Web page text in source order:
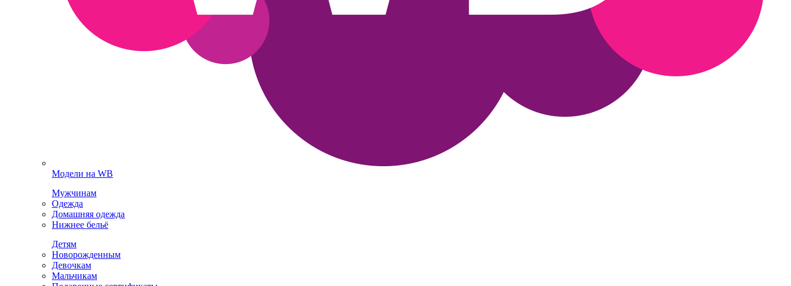
Модели на WB
Мужчинам
Одежда
Домашняя одежда
Нижнее бельё
Детям
Новорожденным
Девочкам
Мальчикам